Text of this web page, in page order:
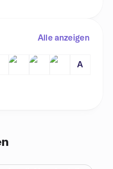
Alle anzeigen
A